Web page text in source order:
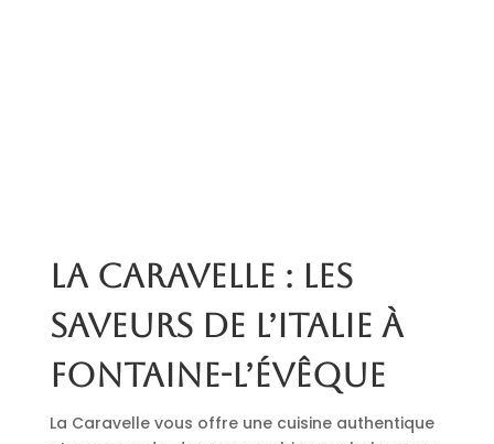
La Caravelle : les
saveurs de l’Italie à
Fontaine-l’Évêque
La Caravelle vous offre une cuisine authentique